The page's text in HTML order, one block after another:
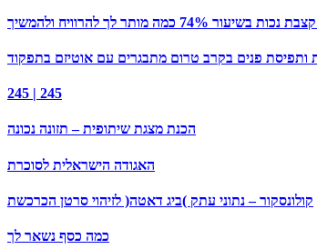
245 | 245
הכנת מצגת שיתופית – תזונה נכונה
האגודה הישראלית לסוכרת
קולונסקור – נתוני עתק )ביג דאטה( לזיהוי סרטן הכרכשת
כמה כסף נשאר לך